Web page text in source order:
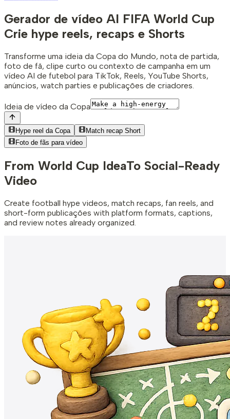
Gerador de vídeo AI FIFA World Cup
Crie hype reels, recaps e Shorts
Transforme uma ideia da Copa do Mundo, nota de partida,
foto de fã, clipe curto ou contexto de campanha em um
vídeo AI de futebol para TikTok, Reels, YouTube Shorts,
anúncios, watch parties e publicações de criadores.
Ideia de vídeo da Copa
Hype reel da Copa
Match recap Short
Foto de fãs para vídeo
From World Cup IdeaTo Social-Ready
Video
Create football hype videos, match recaps, fan reels, and
short-form publicações with platform formats, captions,
and review notes already organized.